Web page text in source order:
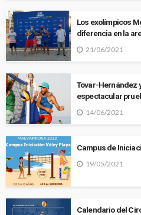
Los exolímpicos
diferencia en la
21/06/2021
Tovar-Hernández
espectacular
14/06/2021
Campus de
19/05/2021
Calendario del